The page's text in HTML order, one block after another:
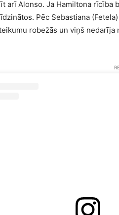
arī Alonso. Ja Hamiltona rīcība
Pēc Sebastiana
robežās un viņš nedarīja